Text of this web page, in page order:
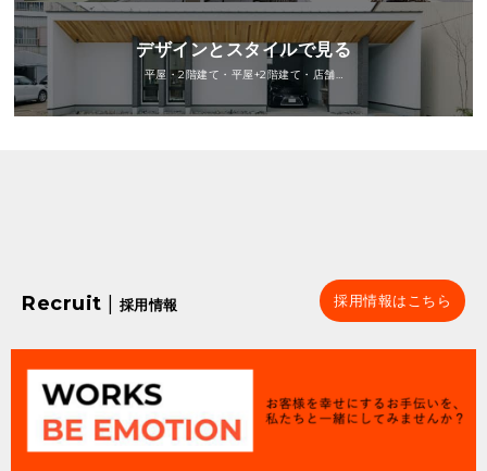
デザインとスタイルで見る
平屋・2階建て・平屋+2階建て・店舗…
Recruit | 採用情報 採用情報はこちら